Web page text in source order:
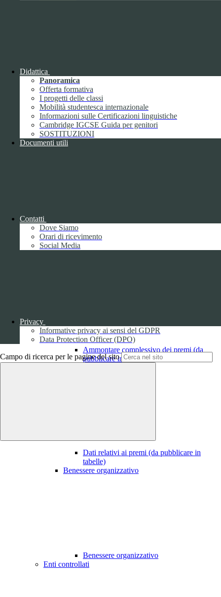
Didattica
Panoramica
Offerta formativa
I progetti delle classi
Mobilità studentesca internazionale
Informazioni sulle Certificazioni linguistiche
Cambridge IGCSE Guida per genitori
SOSTITUZIONI
Documenti utili
Contatti
Dove Siamo
Orari di ricevimento
Social Media
Privacy
Informative privacy ai sensi del GDPR
Data Protection Officer (DPO)
Campo di ricerca per le pagine del sito
Ammontare complessivo dei premi (da
pubblicare in tabelle) 1
Dati relativi ai premi (da pubblicare in
tabelle)
Benessere organizzativo
Benessere organizzativo
Enti controllati